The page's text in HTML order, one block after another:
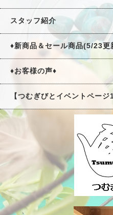
スタッフ紹介
♦新商品＆セール商品(5/23更
♦お客様の声♦
【つむぎびとイベントページ